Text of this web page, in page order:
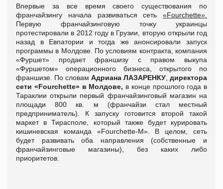
Впервые за все время своего существования по
франчайзингу начала развиваться сеть «Fourchette».
Первую франчайзинговую точку украинцы
протестировали в 2012 году в Грузии, вторую открыли год
назад в Евпатории и тогда же анонсировали запуск
программы в Молдове. По условиям контракта, компания
«Фуршет» продает франшизу с правом выкупа
«Фуршетом» операционного бизнеса, открытого по
франшизе. По словам Адриана ЛАЗАРЕНКУ директора
сети «Fourchette» в Молдове, в конце прошлого года в
Тараклии открыли первый франчайзинговый магазин на
площади 800 кв. м (франчайзи стал местный
предприниматель). К запуску готовится второй такой
маркет в Тирасполе, который также будет курировать
кишиневская команда «Fourchette-M». В целом, сеть
будет развивать оба направления (собственные и
франчайзинговые магазины), без каких либо
приоритетов.